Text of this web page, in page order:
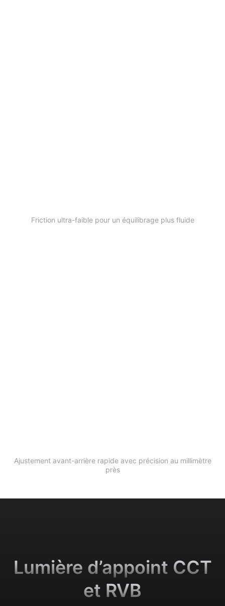
Friction ultra-faible pour un équilibrage plus fluide
Ajustement avant-arrière rapide avec précision au millimètre
près
Lumière d’appoint CCT
et RVB